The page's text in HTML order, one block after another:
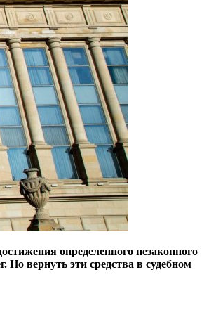
определенного незаконного
вернуть эти средства в судебном